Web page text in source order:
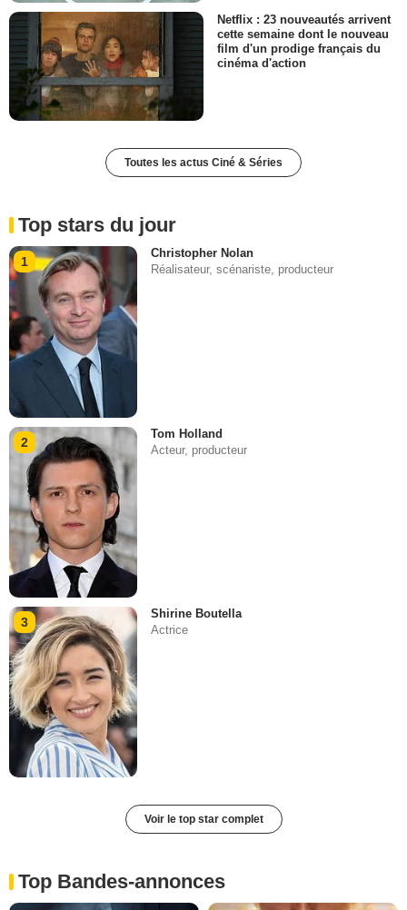
Netflix : 23 nouveautés arrivent
cette semaine dont le nouveau
film d'un prodige français du
cinéma d'action
Toutes les actus Ciné & Séries
Top stars du jour
1
Christopher Nolan
Réalisateur, scénariste, producteur
2
Tom Holland
Acteur, producteur
3
Shirine Boutella
Actrice
Voir le top star complet
Top Bandes-annonces